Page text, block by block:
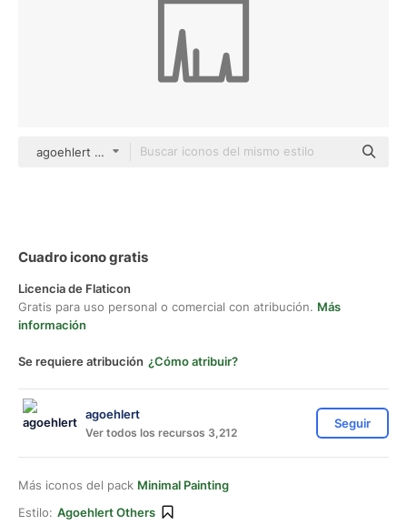
agoehlert Others
Cuadro icono gratis
Licencia de Flaticon
Gratis para uso personal o comercial con atribución. Más
información
Se requiere atribución ¿Cómo atribuir?
agoehlert
Ver todos los recursos 3,212
Seguir
Más iconos del pack Minimal Painting
Estilo: Agoehlert Others